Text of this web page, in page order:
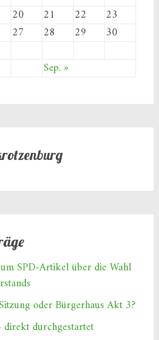
20 21 22
23
27 28 29
30
Sep. »
SPD‑Artikel über die Wahl
oder Bürgerhaus Akt 3?
durchgestartet